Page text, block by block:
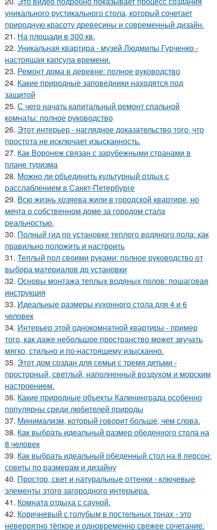
уникального рустикального стола, который сочетает
природную красоту древесины и современный дизайн.
21. На площади в 300 кв.
22. Уникальная квартира - музей Людмилы Гурченко -
настоящая капсула времени.
23. Ремонт дома в деревне: полное руководство
24. Какие природные заповедники находятся под
защитой
25. С чего начать капитальный ремонт спальной
комнаты: полное руководство
26. Этот интерьер - наглядное доказательство того, что
простота не исключает изысканность.
27. Как Воронеж связан с зарубежными странами в
плане туризма
28. Можно ли объединить культурный отдых с
расслаблением в Санкт-Петербурге
29. Всю жизнь хозяева жили в городской квартире, но
мечта о собственном доме за городом стала
реальностью.
30. Полный гид по установке теплого водяного пола: как
правильно положить и настроить
31. Теплый пол своими руками: полное руководство от
выбора материалов до установки
32. Основы монтажа теплых водяных полов: пошаговая
инструкция
33. Идеальные размеры кухонного стола для 4 и 6
человек
34. Интерьер этой однокомнатной квартиры - пример
того, как даже небольшое пространство может звучать
мягко, стильно и по-настоящему изысканно.
35. Этот дом создан для семьи с тремя детьми -
просторный, светлый, наполненный воздухом и морским
настроением.
36. Какие природные объекты Калининграда особенно
популярны среди любителей природы
37. Минимализм, который говорит больше, чем слова.
38. Как выбрать идеальный размер обеденного стола на
8 человек
39. Как выбрать идеальный обеденный стол на 8 персон:
советы по размерам и дизайну
40. Простор, свет и натуральные оттенки - ключевые
элементы этого загородного интерьера.
41. Комната отдыха с сауной.
42. Коричневый с голубым в постельных тонах - это
невероятно тёпкое и одновременно свежее сочетание.